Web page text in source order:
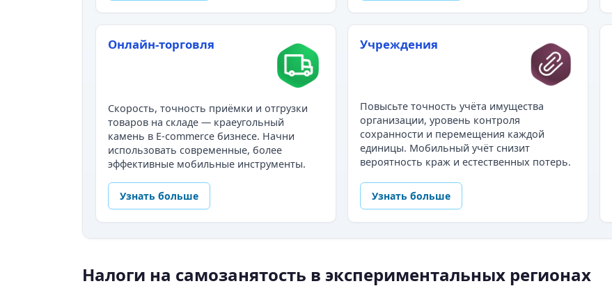
Онлайн-торговля
Скорость, точность приёмки и отгрузки
товаров на складе — краеугольный
камень в E-commerce бизнесе. Начни
использовать современные, более
эффективные мобильные инструменты.
Узнать больше
Учреждения
Повысьте точность учёта имущества
организации, уровень контроля
сохранности и перемещения каждой
единицы. Мобильный учёт снизит
вероятность краж и естественных потерь.
Узнать больше
Налоги на самозанятость в экспериментальных регионах